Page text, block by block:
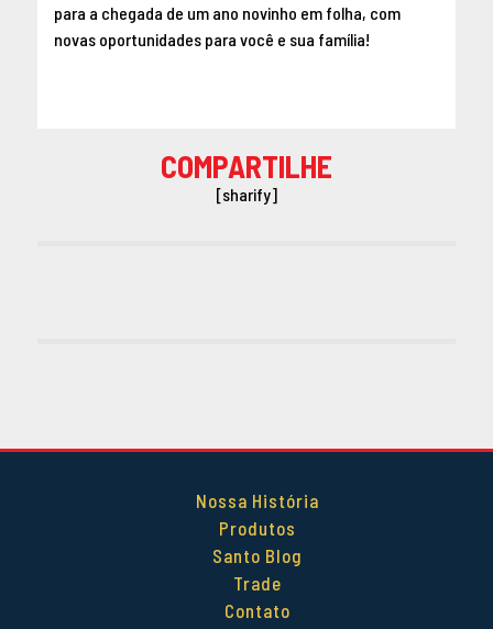
para a chegada de um ano novinho em folha, com
novas oportunidades para você e sua família!
COMPARTILHE
[sharify]
Nossa História
Produtos
Santo Blog
Trade
Contato